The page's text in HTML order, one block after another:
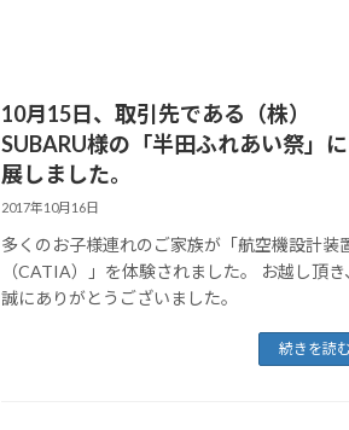
10月15日、取引先である（株）
SUBARU様の「半田ふれあい祭」
展しました。
2017年10月16日
多くのお子様連れのご家族が「航空機設計装
（CATIA）」を体験されました。 お越し頂き
誠にありがとうございました。
続きを読む